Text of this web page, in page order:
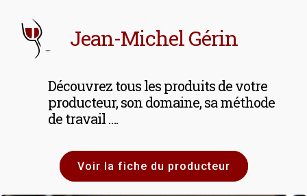
Jean-Michel Gérin
Découvrez tous les produits de votre
producteur, son domaine, sa méthode
de travail ….